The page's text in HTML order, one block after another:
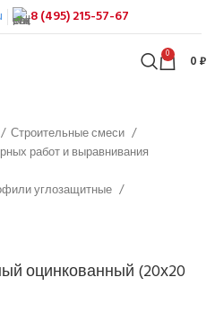
8 (495) 215-57-67
0 0₽
Строительные смеси
работ и выравнивания
углозащитные
оцинкованный (20х20